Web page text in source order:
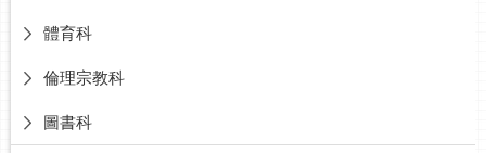
體育科
倫理宗教科
圖書科